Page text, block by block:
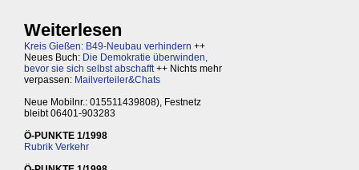
Weiterlesen
Kreis Gießen: B49-Neubau verhindern ++
Neues Buch: Die Demokratie überwinden,
bevor sie sich selbst abschafft++ Nichts mehr
verpassen: Mailverteiler&Chats
Neue Mobilnr.: 015511439808), Festnetz
bleibt 06401-903283
Ö-PUNKTE 1/1998
Rubrik Verkehr